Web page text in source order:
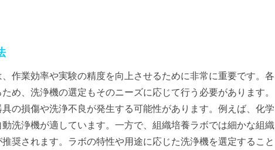
作業効率や実験の精度を向上させるために非常に重要です。各
め、洗浄機の選定もそのニーズに応じて行う必要があります。
の損傷や洗浄不良が発生する可能性があります。例えば、化学
洗浄機が適しています。一方で、組織培養ラボでは細かな組織
奨されます。ラボの特性や用途に応じた洗浄機を選定すること